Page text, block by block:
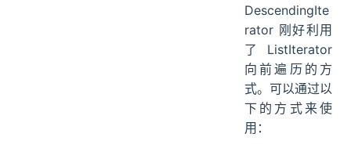
DescendingIte
rator 刚好利用
了 ListIterator
向前遍历的方
式。可以通过以
下的方式来使
用：